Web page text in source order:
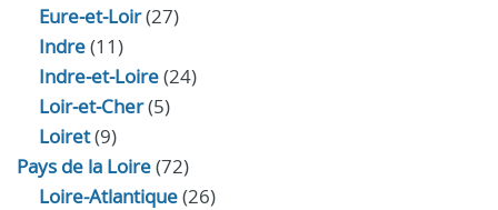
Eure‑et‑Loir(27)
Indre(11)
Indre‑et‑Loire(24)
Loir‑et‑Cher(5)
Loiret(9)
Pays de la Loire(72)
Loire-Atlantique(26)